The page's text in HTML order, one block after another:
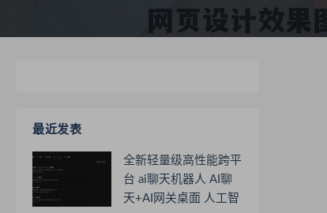
最近发表
全新轻量级高性能跨平
台 ai聊天机器人 AI聊
天+AI网关桌面 人工智